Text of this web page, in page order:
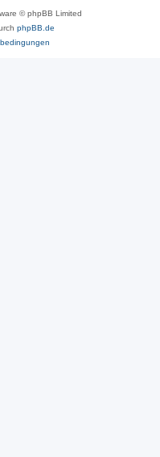
© phpBB Limited
phpBB.de